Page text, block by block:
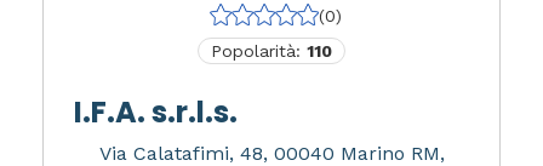
(0)
Popolarità: 110
I.F.A. s.r.l.s.
Via Calatafimi, 48, 00040 Marino RM,